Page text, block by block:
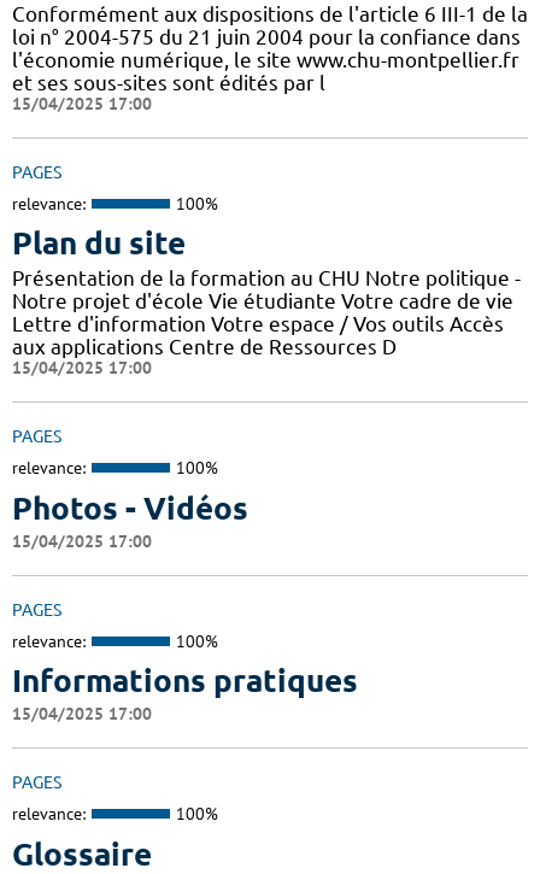
Conformément aux dispositions de l'article 6 III-1 de la
loi n° 2004-575 du 21 juin 2004 pour la confiance dans
l'économie numérique, le site www.chu-montpellier.fr
et ses sous-sites sont édités par l
15/04/2025 17:00
PAGES
relevance: 100%
Plan du site
Présentation de la formation au CHU Notre politique -
Notre projet d'école Vie étudiante Votre cadre de vie
Lettre d'information Votre espace / Vos outils Accès
aux applications Centre de Ressources D
15/04/2025 17:00
PAGES
relevance: 100%
Photos - Vidéos
15/04/2025 17:00
PAGES
relevance: 100%
Informations pratiques
15/04/2025 17:00
PAGES
relevance: 100%
Glossaire